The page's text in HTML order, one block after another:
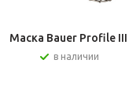
Маска Bauer Profile III
в наличии